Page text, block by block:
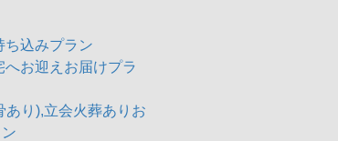
ち込みプラン
へお迎えお届けプラ
あり),立会火葬ありお